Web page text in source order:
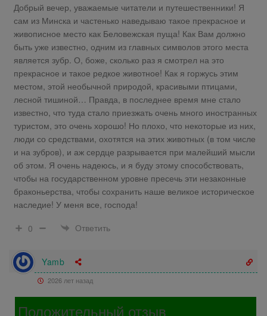
Добрый вечер, уважаемые читатели и путешественники! Я
сам из Минска и частенько наведываю такое прекрасное и
живописное место как Беловежская пуща! Как Вам должно
быть уже известно, одним из главных символов этого места
является зубр. О, боже, сколько раз я смотрел на это
прекрасное и такое редкое животное! Как я горжусь этим
местом, этой необычной природой, красивыми птицами,
лесной тишиной… Правда, в последнее время мне стало
известно, что туда стало приезжать очень много иностранных
туристом, это очень хорошо! Но плохо, что некоторые из них,
люди со средствами, охотятся на этих животных (в том числе
и на зубров), и аж сердце разрывается при малейший мысли
об этом. Я очень надеюсь, и я буду этому способствовать,
чтобы на государственном уровне пресечь эти незаконные
браконьерства, чтобы сохранить наше великое историческое
наследие! У меня все, господа!
0
Ответить
Yamb
2026 лет назад
Положительный отзыв